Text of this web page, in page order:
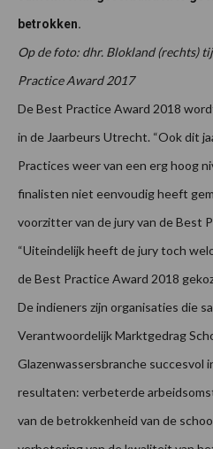
betrokken.
Op de foto: dhr. Blokland (rechts)
Practice Award 2017
De Best Practice Award 2018
in de Jaarbeurs Utrecht. “Ook dit
Practices weer van een erg hoog
finalisten niet eenvoudig heeft
voorzitter van de jury van de Best
“Uiteindelijk heeft de jury toch
de Best Practice Award 2018
De indieners zijn organisaties die
Verantwoordelijk Marktgedrag
Glazenwassersbranche succesvol
resultaten: verbeterde
van de betrokkenheid van de